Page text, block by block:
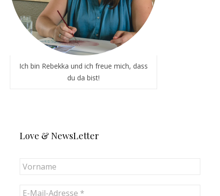
Ich bin Rebekka und ich freue mich, dass
du da bist!
Love & NewsLetter